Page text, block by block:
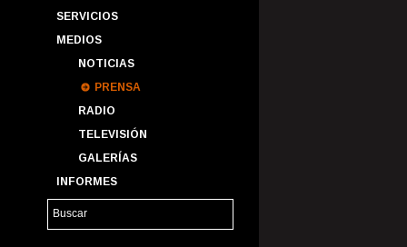
SERVICIOS
MEDIOS
NOTICIAS
PRENSA
RADIO
TELEVISIÓN
GALERÍAS
INFORMES